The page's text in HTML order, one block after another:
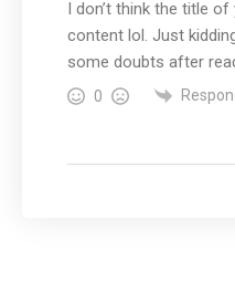
I don’t think the title
content lol. Just
some doubts after
0